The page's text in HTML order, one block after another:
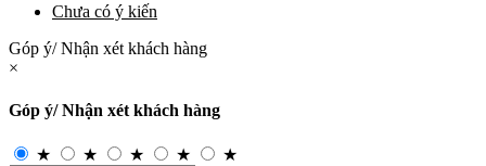
Chưa có ý kiến
Góp ý/ Nhận xét khách hàng
×
Góp ý/ Nhận xét khách hàng
★ ★ ★ ★ ★